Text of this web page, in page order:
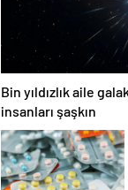
Bin yıldızlık aile
insanları şaşkın